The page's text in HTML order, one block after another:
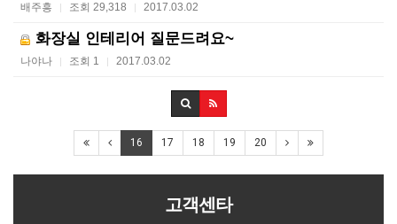
배주흥 | 조회 29,318 | 2017.03.02
화장실 인테리어 질문드려요~
나야나 | 조회 1 | 2017.03.02
16 17 18 19 20
고객센타